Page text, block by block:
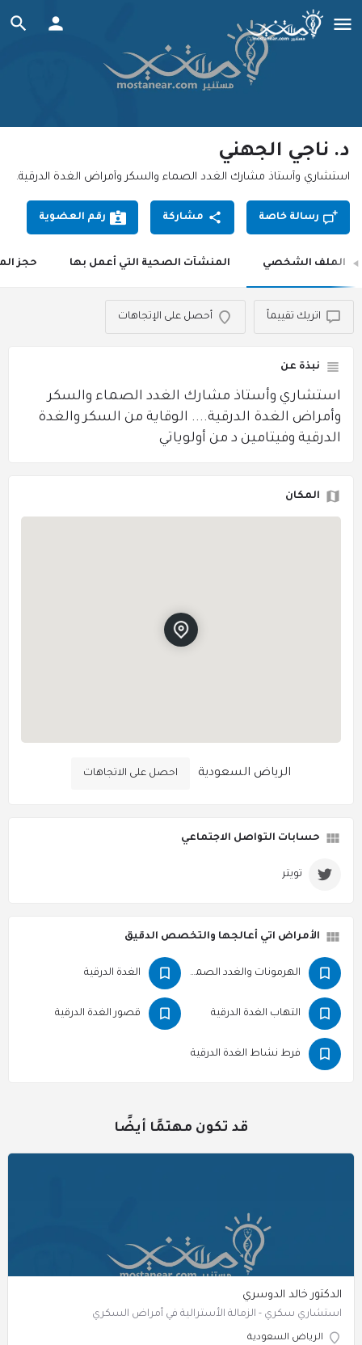
د. ناجي الجهني
استشاري وأستاذ مشارك الغدد الصماء والسكر وأمراض الغدة الدرقية.
رسالة خاصة مشاركة رقم العضوية
الملف الشخصي المنشآت الصحية التي أعمل بها حجز
اتريك تقييماً أحصل على الإتجاهات
نبذة عن
استشاري وأستاذ مشارك الغدد الصماء والسكر
وأمراض الغدة الدرقية.... الوقاية من السكر والغدة
الدرقية وفيتامين د من أولوياتي
المكان
الرياض السعودية احصل على الاتجاهات
حسابات التواصل الاجتماعي
تويتر
الأمراض اتي أعالجها والتخصص الدقيق
الهرمونات والغدد الصماء الغدة الدرقية
التهاب الغدة الدرقية قصور الغدة الدرقية
فرط نشاط الغدة الدرقية
قد تكون مهتمًا أيضًا
الدكتور خالد الدوسري
استشاري سكري - الزمالة الأسترالية في أمراض السكري
الرياض السعودية